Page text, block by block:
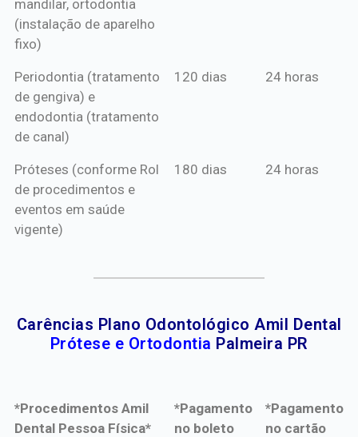
mandilar, ortodontia
(instalação de aparelho
fixo)
Periodontia (tratamento
de gengiva) e
endodontia (tratamento
de canal)
120 dias 24 horas
Próteses (conforme Rol
de procedimentos e
eventos em saúde
vigente)
180 dias 24 horas
Carências Plano Odontológico Amil Dental
Prótese e Ortodontia Palmeira PR
*Procedimentos Amil
Dental Pessoa Física*
*Pagamento
no boleto
*Pagamento
no cartão